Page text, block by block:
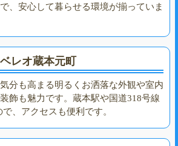
で、安心して暮らせる環境が揃っていま
ベレオ蔵本元町
気分も高まる明るくお洒落な外観や室内
装飾も魅力です。蔵本駅や国道318号線
、アクセスも便利です。